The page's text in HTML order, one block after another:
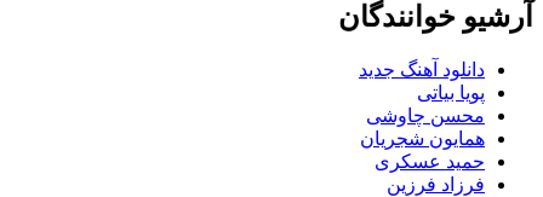
آرشیو خوانندگان
دانلود آهنگ جدید
پویا بیاتی
محسن چاوشی
همایون شجریان
حمید عسکری
فرزاد فرزین